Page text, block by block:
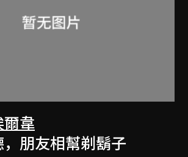
爾韋
，朋友相幫剃鬍子